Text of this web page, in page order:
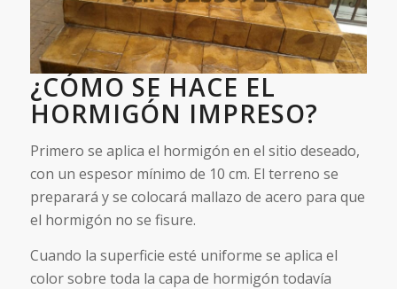
¿CÓMO SE HACE EL
HORMIGÓN IMPRESO?
Primero se aplica el hormigón en el sitio deseado,
con un espesor mínimo de 10 cm. El terreno se
preparará y se colocará mallazo de acero para que
el hormigón no se fisure.
Cuando la superficie esté uniforme se aplica el
color sobre toda la capa de hormigón todavía